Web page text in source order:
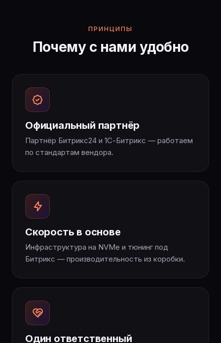
ПРИНЦИПЫ
Почему с нами удобно
Официальный партнёр
Партнёр Битрикс24 и 1С-Битрикс — работаем
по стандартам вендора.
Скорость в основе
Инфраструктура на NVMe и тюнинг под
Битрикс — производительность из коробки.
Один ответственный